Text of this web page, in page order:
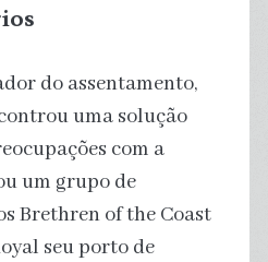
do assentamento,
uma solução
com a
um grupo de
Brethren of the Coast
seu porto de